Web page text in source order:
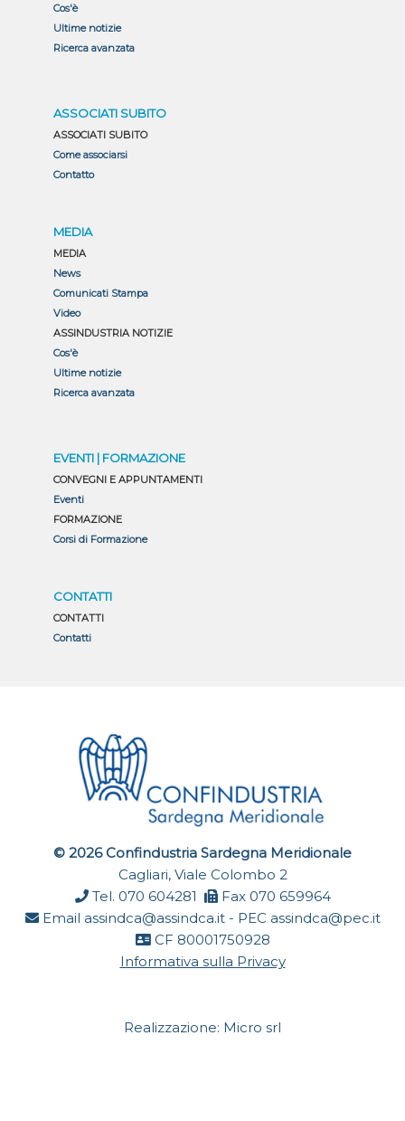
Cos'è
Ultime notizie
Ricerca avanzata
ASSOCIATI SUBITO
ASSOCIATI SUBITO
Come associarsi
Contatto
MEDIA
MEDIA
News
Comunicati Stampa
Video
ASSINDUSTRIA NOTIZIE
Cos'è
Ultime notizie
Ricerca avanzata
EVENTI | FORMAZIONE
CONVEGNI E APPUNTAMENTI
Eventi
FORMAZIONE
Corsi di Formazione
CONTATTI
CONTATTI
Contatti
© 2026 Confindustria Sardegna Meridionale
Cagliari, Viale Colombo 2
Tel. 070 604281
Fax 070 659964
Email assindca@assindca.it- PEC assindca@pec.it
CF 80001750928
Informativa sulla Privacy
Realizzazione: Micro srl